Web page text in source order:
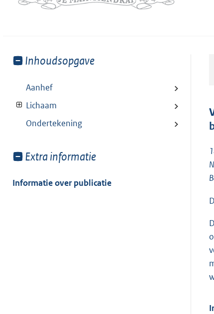
Toon
van:
Inhoudsopgave
Aanhef
Lichaam
Ondertekening
Toon
van:
Extra informatie
Informatie over publicatie